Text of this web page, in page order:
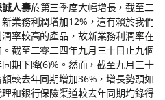
人壽於第三季度大幅增長，截至二
業務利潤增加12%，這有賴於我們
率較高的產品，故新業務利潤率在
截至二零二四年九月三十日止九個
期下降(6)%。然而，截至九月三十
較去年同期增加36%，增長勢頭如
和銀行保險渠道較去年同期均錄得